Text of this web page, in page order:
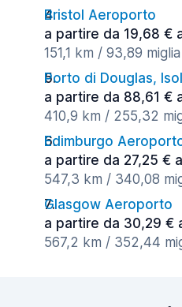
Bristol Aeroporto
a partire da 19,68 €
151,1 km / 93,89
Porto di Douglas,
a partire da 88,61 €
410,9 km / 255,32
Edimburgo
a partire da 27,25 €
547,3 km / 340,08
Glasgow Aeroporto
a partire da 30,29 €
567,2 km / 352,44